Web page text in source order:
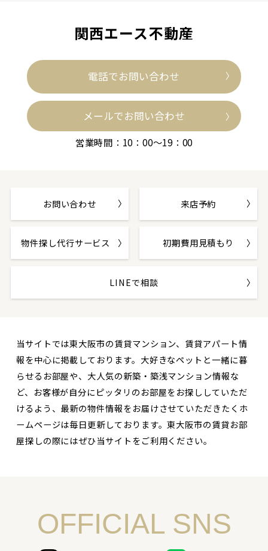
関西エース不動産
電話でお問い合わせ
メールでお問い合わせ
営業時間：10：00～19：00
お問い合わせ 来店予約
物件探し代行サービス 初期費用見積もり
LINEで相談
当サイトでは東大阪市の賃貸マンション、賃貸アパート情
報を中心に掲載しております。大好きなペットと一緒に暮
らせるお部屋や、大人気の新築・築浅マンション情報な
ど、お客様が自分にピッタリのお部屋をお探ししていただ
けるよう、最新の物件情報をお届けさせていただきたくホ
ームページは毎日更新しております。東大阪市の賃貸お部
屋探しの際にはぜひ当サイトをご利用ください。
OFFICIAL SNS